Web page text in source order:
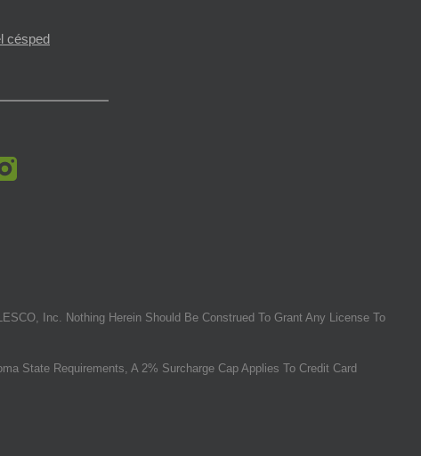
césped
Inc. Nothing Herein Should Be Construed To Grant Any License To
State Requirements, A 2% Surcharge Cap Applies To Credit Card